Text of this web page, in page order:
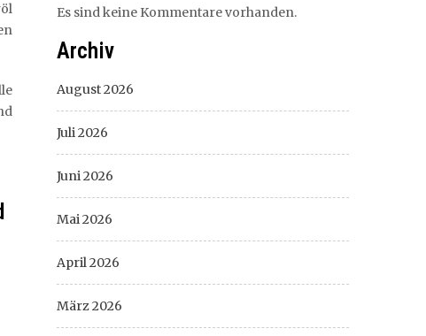
Es sind keine Kommentare vorhanden.
Archiv
August 2026
Juli 2026
Juni 2026
Mai 2026
April 2026
März 2026